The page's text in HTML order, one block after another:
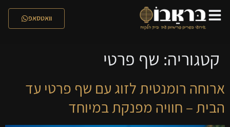
וואטסאפ
קטגוריה: שף פרטי
ארוחה רומנטית לזוג עם שף פרטי עד
הבית – חוויה מפנקת במיוחד